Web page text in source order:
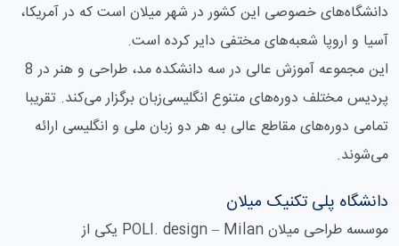
دانشگاه‌های خصوصی این کشور در شهر میلان است که در آمریکا،
آسیا و اروپا شعبه‌های مختفی دایر کرده است.
این مجموعه آموزش عالی در سه دانشکده مد، طراحی و هنر در 8
پردیس مختلف دوره‌های متنوع انگلیسی‌زبان برگزار می‌کند. تقریبا
تمامی دوره‌های مقاطع عالی به هر دو زبان ملی و انگلیسی ارائه
می‌شوند.
دانشگاه پلی تکنیک میلان
موسسه طراحی میلان POLI. design – Milan یکی از